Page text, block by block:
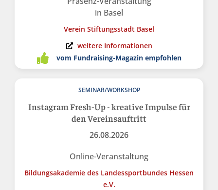
in Basel
Verein Stiftungsstadt Basel
weitere Informationen
vom Fundraising-Magazin empfohlen
SEMINAR/WORKSHOP
Instagram Fresh-Up - kreative Impulse für
den Vereinsauftritt
26.08.2026
Online-Veranstaltung
Bildungsakademie des Landessportbundes Hessen
e.V.